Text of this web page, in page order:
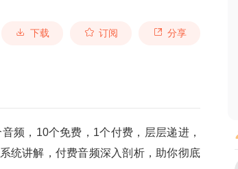
下载 订阅 分享
频，10个免费，1个付费，层层递进，
统讲解，付费音频深入剖析，助你彻底